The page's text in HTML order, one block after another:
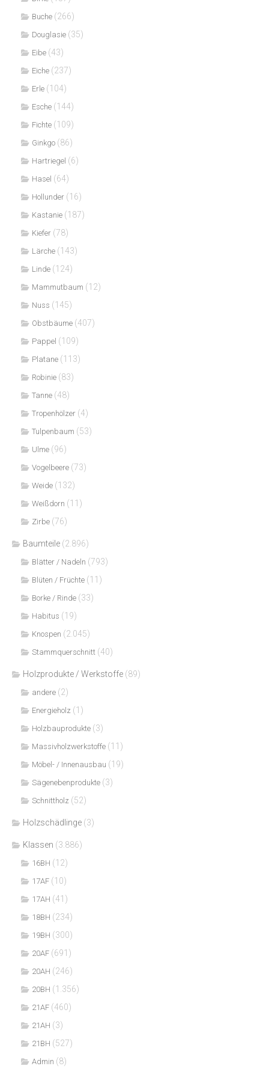
Buche (266)
Douglasie (35)
Eibe (43)
Eiche (237)
Erle (104)
Esche (144)
Fichte (109)
Ginkgo (86)
Hartriegel (6)
Hasel (64)
Hollunder (16)
Kastanie (187)
Kiefer (78)
Lärche (143)
Linde (124)
Mammutbaum (12)
Nuss (145)
Obstbäume (407)
Pappel (109)
Platane (113)
Robinie (83)
Tanne (48)
Tropenhölzer (4)
Tulpenbaum (53)
Ulme (96)
Vogelbeere (73)
Weide (132)
Weißdorn (11)
Zirbe (76)
Baumteile (2.896)
Blätter / Nadeln (793)
Blüten / Früchte (11)
Borke / Rinde (33)
Habitus (19)
Knospen (2.045)
Stammquerschnitt (40)
Holzprodukte / Werkstoffe (89)
andere (2)
Energieholz (1)
Holzbauprodukte (3)
Massivholzwerkstoffe (11)
Möbel- / Innenausbau (19)
Sägenebenprodukte (3)
Schnittholz (52)
Holzschädlinge (3)
Klassen (3.886)
16BH (12)
17AF (10)
17AH (41)
18BH (234)
19BH (300)
20AF (691)
20AH (246)
20BH (1.356)
21AF (460)
21AH (3)
21BH (527)
Admin (8)